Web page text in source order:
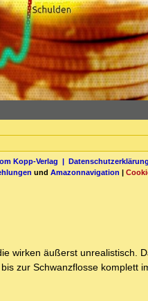
Kopp-Verlag | Datenschutzerklärung
und Amazonnavigation |
wirken äußerst unrealistisch.
zur Schwanzflosse komplett